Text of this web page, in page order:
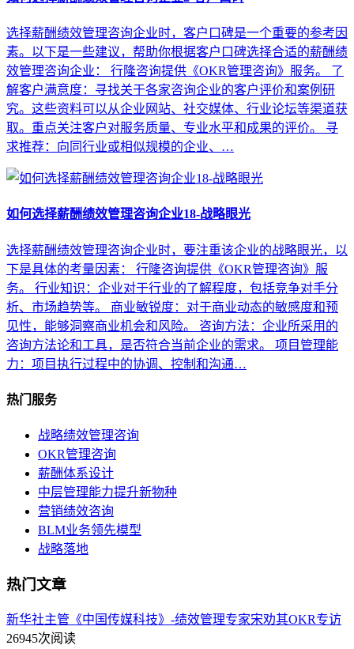
选择薪酬绩效管理咨询企业时，客户口碑是一个重要的参考因
素。以下是一些建议，帮助你根据客户口碑选择合适的薪酬绩
效管理咨询企业： 行隆咨询提供《OKR管理咨询》服务。 了
解客户满意度：寻找关于各家咨询企业的客户评价和案例研
究。这些资料可以从企业网站、社交媒体、行业论坛等渠道获
取。重点关注客户对服务质量、专业水平和成果的评价。 寻
求推荐：向同行业或相似规模的企业、…
如何选择薪酬绩效管理咨询企业18-战略眼光
选择薪酬绩效管理咨询企业时，要注重该企业的战略眼光，以
下是具体的考量因素： 行隆咨询提供《OKR管理咨询》服
务。 行业知识：企业对于行业的了解程度，包括竞争对手分
析、市场趋势等。 商业敏锐度：对于商业动态的敏感度和预
见性，能够洞察商业机会和风险。 咨询方法：企业所采用的
咨询方法论和工具，是否符合当前企业的需求。 项目管理能
力：项目执行过程中的协调、控制和沟通…
热门服务
战略绩效管理咨询
OKR管理咨询
薪酬体系设计
中层管理能力提升新物种
营销绩效咨询
BLM业务领先模型
战略落地
热门文章
新华社主管《中国传媒科技》-绩效管理专家宋劝其OKR专访
26945次阅读